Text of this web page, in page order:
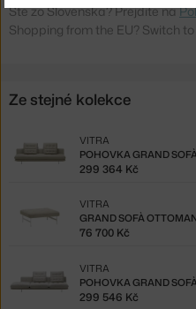
Ste zo Slovenska? Prejdite na
Shopping from the EU? Switch to
Ze stejné kolekce
POHOVKA GRAND
VITRA
299 364 Kč
GRAND SOFÀ
VITRA
76 700 Kč
POHOVKA GRAND
VITRA
299 546 Kč